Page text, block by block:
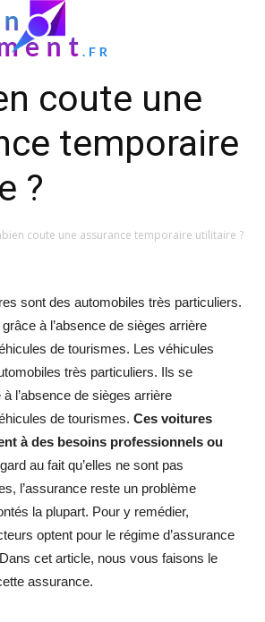
coute une
temporaire
?
coute une assurance temporaire utilitaire ?
sont des automobiles très particuliers.
à l’absence de sièges arrière
de tourismes. Les véhicules
très particuliers. Ils se
l’absence de sièges arrière
de tourismes. Ces voitures
à des besoins professionnels ou
au fait qu’elles ne sont pas
l’assurance reste un problème
la plupart. Pour y remédier,
optent pour le régime d’assurance
cet article, nous vous faisons le
assurance.